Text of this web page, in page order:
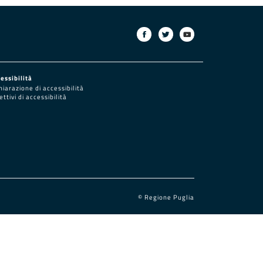
di accessibilità
di accessibilità
© Regione Puglia